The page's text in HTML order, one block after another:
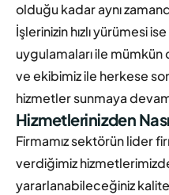
olduğu kadar aynı
İşlerinizin hızlı yürümesi
uygulamaları ile mümkün
ve ekibimiz ile herkese
hizmetler sunmaya
Hizmetlerinizden
Firmamız sektörün lider
verdiğimiz
yararlanabileceğiniz